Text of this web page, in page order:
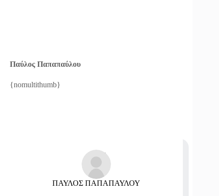
Παύλος Παπαπαύλου
{nomultithumb}
ΠΑΥΛΟΣ ΠΑΠΑΠΑΥΛΟΥ